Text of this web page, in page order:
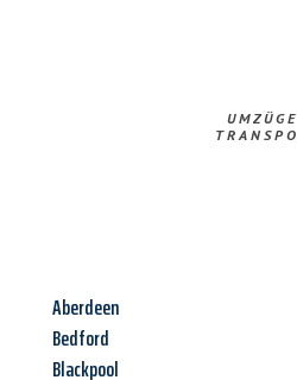
Aberdeen
Bedford
Blackpool